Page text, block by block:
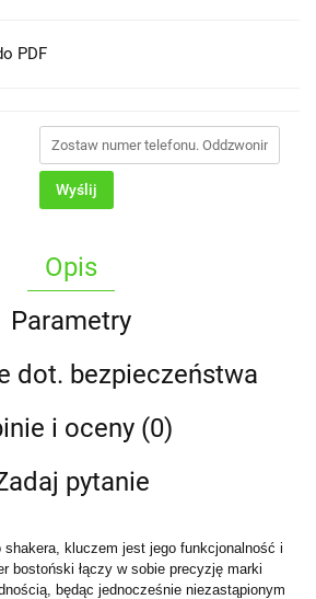
PDF
Wyślij
Opis
Parametry
dot. bezpieczeństwa
i oceny (0)
pytanie
shakera, kluczem jest jego funkcjonalność i
bostoński łączy w sobie precyzję marki
będąc jednocześnie niezastąpionym